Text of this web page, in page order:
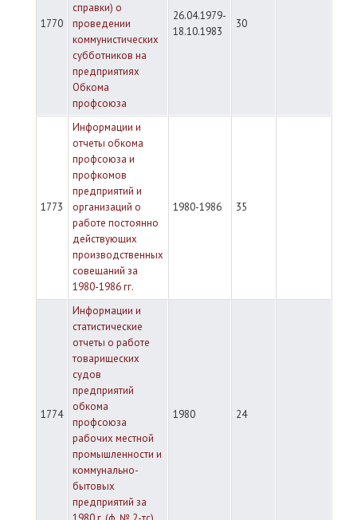
1770
справки) о
проведении
коммунистических
субботников на
предприятиях
Обкома
профсоюза
26.04.1979-
18.10.1983
30
1773
Информации и
отчеты обкома
профсоюза и
профкомов
предприятий и
организаций о
работе постоянно
действующих
производственных
совещаний за
1980-1986 гг.
1980-1986 35
1774
Информации и
статистические
отчеты о работе
товарищеских
судов
предприятий
обкома
профсоюза
рабочих местной
промышленности и
коммунально-
бытовых
предприятий за
1980 24